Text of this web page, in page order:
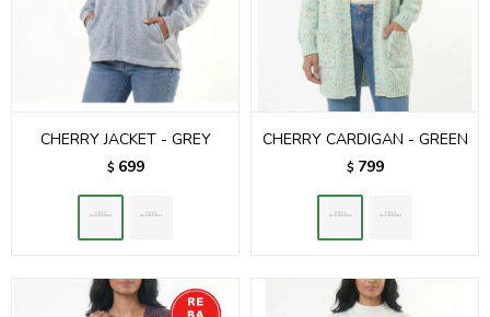
CHERRY JACKET - GREY
$ 699
CHERRY CARDIGAN - GREEN
$ 799